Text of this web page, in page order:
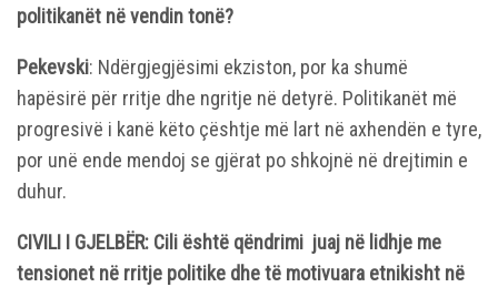
politikanët në vendin tonë?
Pekevski: Ndërgjegjësimi ekziston, por ka shumë
hapësirë ​​për rritje dhe ngritje në detyrë. Politikanët më
progresivë i kanë këto çështje më lart në axhendën e tyre,
por unë ende mendoj se gjërat po shkojnë në drejtimin e
duhur.
CIVILI I GJELBËR: Cili është qëndrimi juaj në lidhje me
tensionet në rritje politike dhe të motivuara etnikisht në